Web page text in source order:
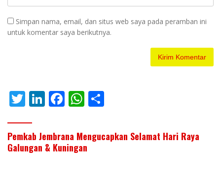
Simpan nama, email, dan situs web saya pada peramban ini
untuk komentar saya berikutnya.
T
itt
er
Li
k
e
F
e
b
W
at
s
ar
e
Pemkab Jembrana Mengucapkan Selamat Hari Raya
Galungan & Kuningan